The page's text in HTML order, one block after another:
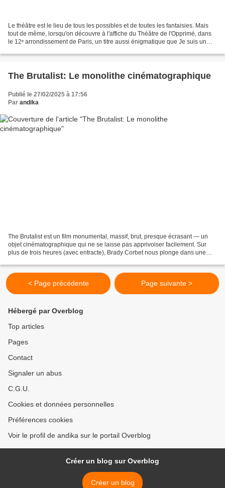
Le théâtre est le lieu de tous les possibles et de toutes les fantaisies. Mais
tout de même, lorsqu'on découvre à l'affiche du Théâtre de l'Opprimé, dans
le 12ᵉ arrondissement de Paris, un titre aussi énigmatique que Je suis un
The Brutalist: Le monolithe cinématographique
Publié le 27/02/2025 à 17:56
Par andika
The Brutalist est un film monumental, massif, brut, presque écrasant — un
objet cinématographique qui ne se laisse pas apprivoiser facilement. Sur
plus de trois heures (avec entracte), Brady Corbet nous plonge dans une
< Page précédente Page suivante >
Hébergé par Overblog
Top articles
Pages
Contact
Signaler un abus
C.G.U.
Cookies et données personnelles
Préférences cookies
Voir le profil de andika sur le portail Overblog
Créer un blog sur Overblog
Créer un blog